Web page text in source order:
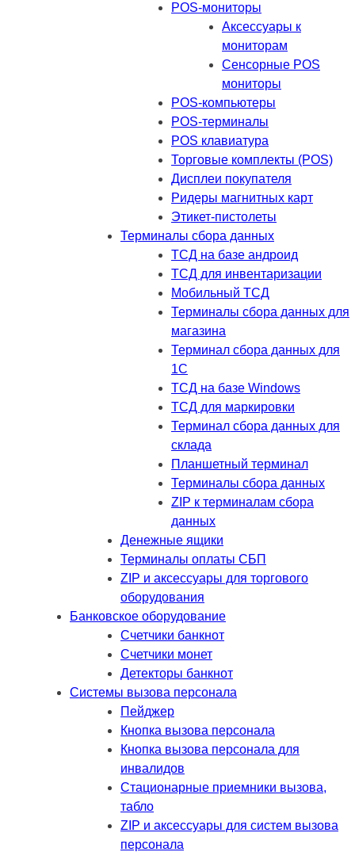
POS-мониторы
Аксессуары к
мониторам
Сенсорные POS
мониторы
POS-компьютеры
POS-терминалы
POS клавиатура
Торговые комплекты (POS)
Дисплеи покупателя
Ридеры магнитных карт
Этикет-пистолеты
Терминалы сбора данных
ТСД на базе андроид
ТСД для инвентаризации
Мобильный ТСД
Терминалы сбора данных для
магазина
Терминал сбора данных для
1C
ТСД на базе Windows
ТСД для маркировки
Терминал сбора данных для
склада
Планшетный терминал
Терминалы сбора данных
ZIP к терминалам сбора
данных
Денежные ящики
Терминалы оплаты СБП
ZIP и аксессуары для торгового
оборудования
Банковское оборудование
Счетчики банкнот
Счетчики монет
Детекторы банкнот
Системы вызова персонала
Пейджер
Кнопка вызова персонала
Кнопка вызова персонала для
инвалидов
Стационарные приемники вызова,
табло
ZIP и аксессуары для систем вызова
персонала